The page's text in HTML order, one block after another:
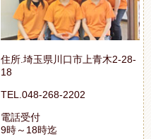
住所.埼玉県川口市上青木2-28-
18
TEL.048-268-2202
電話受付
9時～18時迄